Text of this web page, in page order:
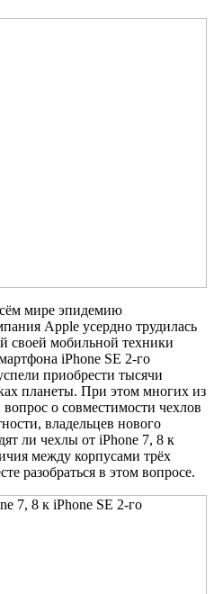
мире эпидемию
Apple усердно трудилась
своей мобильной техники
iPhone SE 2-го
приобрести тысячи
планеты. При этом многих из
о совместимости чехлов
владельцев нового
ли чехлы от iPhone 7, 8 к
между корпусами трёх
разобраться в этом вопросе.